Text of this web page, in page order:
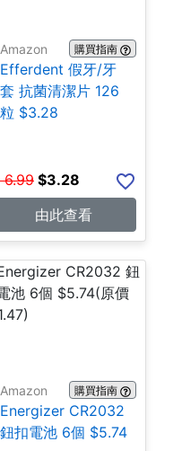
Amazon 購買指南
Efferdent 假牙/牙
套 抗菌清潔片 126
粒 $3.28
6.99 $3.28
由此查看
Amazon 購買指南
Energizer CR2032
鈕扣電池 6個 $5.74